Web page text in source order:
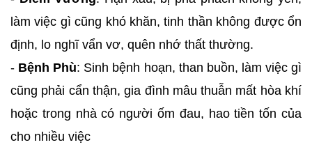
làm việc gì cũng khó khăn, tinh thần không được ổn
định, lo nghĩ vẩn vơ, quên nhớ thất thường.
- Bệnh Phù: Sinh bệnh hoạn, than buồn, làm việc gì
cũng phải cẩn thận, gia đình mâu thuẫn mất hòa khí
hoặc trong nhà có người ốm đau, hao tiền tốn của
cho nhiều việc